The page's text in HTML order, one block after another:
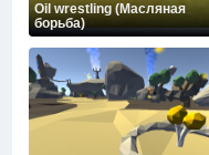
Oil wrestling (Масляная
борьба)